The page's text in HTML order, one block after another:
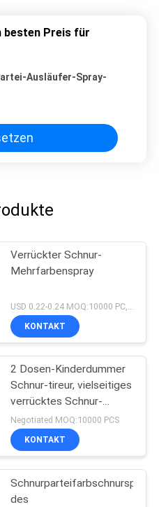
besten Preis für
Ausläufer-Spray-
Verrückter Schnur-
Mehrfarbenspray
KONTAKT
2 Dosen-Kinderdummer
Schnur-tireur, vielseitiges
verrücktes Schnur-
Gewehr
Negotiated MOQ:10000 PCS
KONTAKT
Schnurparteifarbschnurspray
des